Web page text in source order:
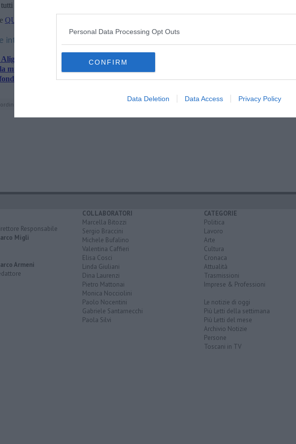
Personal Data Processing Opt Outs
CONFIRM
Data Deletion Data Access Privacy Policy
i giorni alle 20:00 direttamente nella tua casella di posta.
QUI
anche:
Cioni, giornalismo in lutto
musica, è morto Walter Savelli
ed ex direttore del Cittadino
ordine dei giornalisti
Responsabile
Migli
Armeni
COLLABORATORI
Marcella Bitozzi
Sergio Braccini
Michele Bufalino
Valentina Caffieri
Elisa Cosci
Linda Giuliani
Dina Laurenzi
Pietro Mattonai
Monica Nocciolini
Paolo Nocentini
Gabriele Santarnecchi
Paola Silvi
CATEGORIE
Politica
Lavoro
Arte
Cultura
Cronaca
Attualità
Trasmissioni
Imprese & Professioni
Le notizie di oggi
Più Letti della settimana
Più Letti del mese
Archivio Notizie
Persone
Toscani in TV